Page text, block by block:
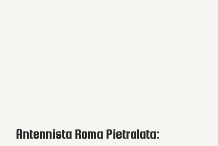
Antennista Roma Pietralata: